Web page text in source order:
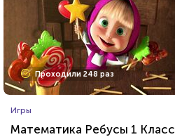
Проходили 248 раз
Игры
Математика Ребусы 1 Класс